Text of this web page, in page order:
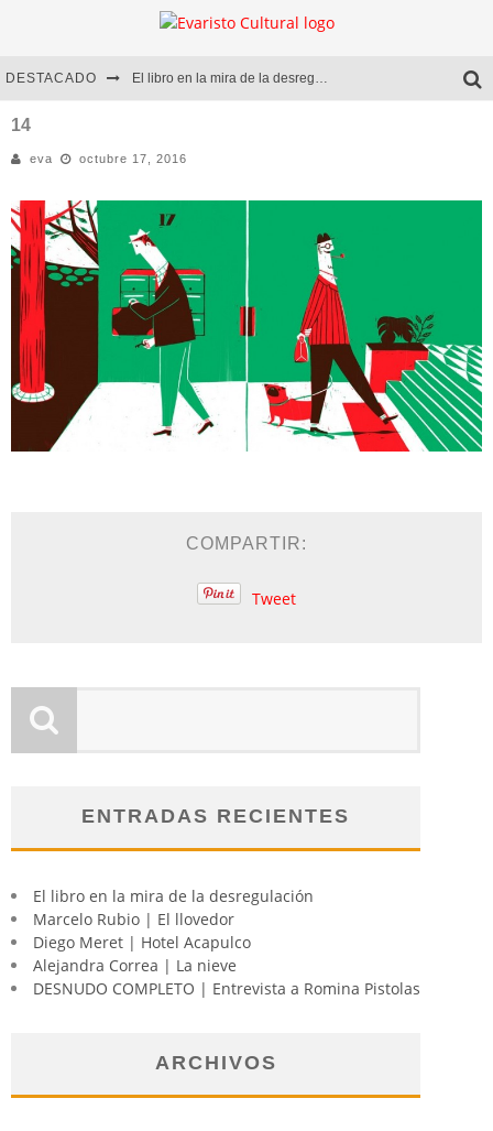
DESTACADO El libro en la mira de la desregulación
Diego Meret | Hotel Acapulco
Alejandra Correa | La nieve
14
eva octubre 17, 2016
COMPARTIR:
Tweet
ENTRADAS RECIENTES
El libro en la mira de la desregulación
Marcelo Rubio | El llovedor
Diego Meret | Hotel Acapulco
Alejandra Correa | La nieve
DESNUDO COMPLETO | Entrevista a Romina Pistolas
ARCHIVOS